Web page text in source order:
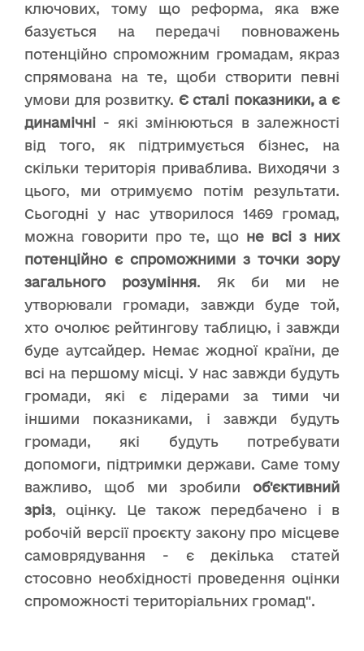
ключових, тому що реформа, яка вже
базується на передачі повноважень
потенційно спроможним громадам, якраз
спрямована на те, щоби створити певні
умови для розвитку. Є сталі показники, а є
динамічні - які змінюються в залежності
від того, як підтримується бізнес, на
скільки територія приваблива. Виходячи з
цього, ми отримуємо потім результати.
Сьогодні у нас утворилося 1469 громад,
можна говорити про те, що не всі з них
потенційно є спроможними з точки зору
загального розуміння. Як би ми не
утворювали громади, завжди буде той,
хто очолює рейтингову таблицю, і завжди
буде аутсайдер. Немає жодної країни, де
всі на першому місці. У нас завжди будуть
громади, які є лідерами за тими чи
іншими показниками, і завжди будуть
громади, які будуть потребувати
допомоги, підтримки держави. Саме тому
важливо, щоб ми зробили об'єктивний
зріз, оцінку. Це також передбачено і в
робочій версії проєкту закону про місцеве
самоврядування - є декілька статей
стосовно необхідності проведення оцінки
спроможності територіальних громад".